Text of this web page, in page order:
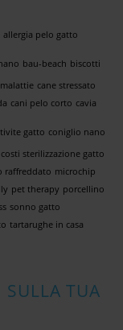
allergia pelo gatto
bau-beach biscotti
cane stressato
cani pelo corto cavia
gatto coniglio nano
costi sterilizzazione gatto
raffreddato microchip
pet therapy porcellino
sonno gatto
tartarughe in casa
SULLA TUA